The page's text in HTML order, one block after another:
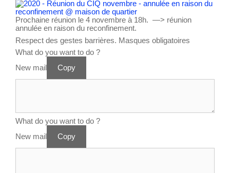
Prochaine réunion le 4 novembre à 18h. —> réunion
annulée en raison du reconfinement.
Respect des gestes barrières. Masques obligatoires
What do you want to do ?
New mail
Copy
What do you want to do ?
New mail
Copy